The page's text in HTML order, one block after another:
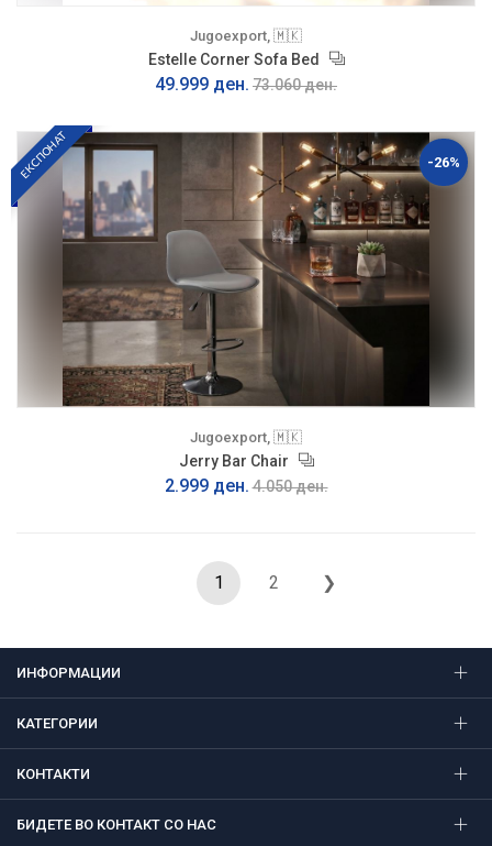
Jugoexport, 🇲🇰
Estelle Corner Sofa Bed
49.999 ден. 73.060 ден.
ЕКСПОНАТ -26%
Jugoexport, 🇲🇰
Jerry Bar Chair
2.999 ден. 4.050 ден.
1 2 ❯
ИНФОРМАЦИИ
КАТЕГОРИИ
КОНТАКТИ
БИДЕТЕ ВО КОНТАКТ СО НАС